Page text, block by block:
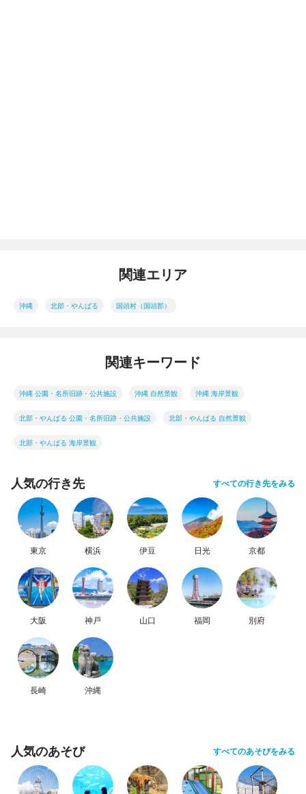
関連エリア
沖縄 北部・やんばる 国頭村（国頭郡）
関連キーワード
沖縄 公園・名所旧跡・公共施設 沖縄 自然景観 沖縄 海岸景観
北部・やんばる 公園・名所旧跡・公共施設 北部・やんばる 自然景観
北部・やんばる 海岸景観
人気の行き先 すべての行き先をみる
東京 横浜 伊豆 日光 京都
大阪 神戸 山口 福岡 別府
長崎 沖縄
人気のあそび すべてのあそびをみる